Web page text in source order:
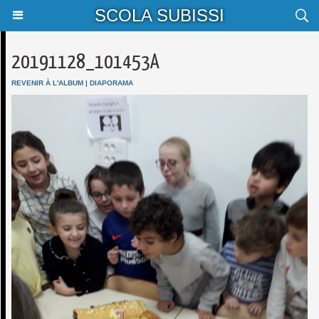
SCOLA SUBISSI
20191128_101453A
REVENIR À L'ALBUM | DIAPORAMA